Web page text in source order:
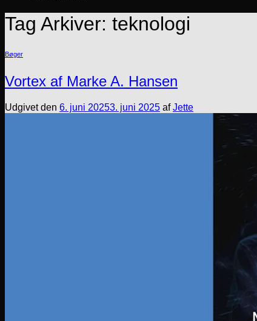
Tag Arkiver: teknologi
Bøger
Vortex af Marke A. Hansen
Udgivet den 6. juni 20253. juni 2025 afJette